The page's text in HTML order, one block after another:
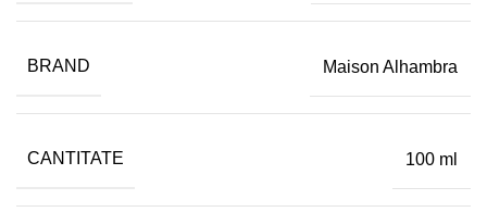
BRAND Maison Alhambra
CANTITATE 100 ml